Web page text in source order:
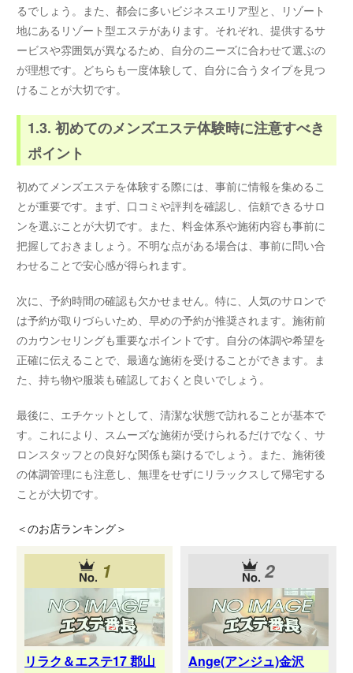
るでしょう。また、都会に多いビジネスエリア型と、リゾート
地にあるリゾート型エステがあります。それぞれ、提供するサ
ービスや雰囲気が異なるため、自分のニーズに合わせて選ぶの
が理想です。どちらも一度体験して、自分に合うタイプを見つ
けることが大切です。
1.3. 初めてのメンズエステ体験時に注意すべき
ポイント
初めてメンズエステを体験する際には、事前に情報を集めるこ
とが重要です。まず、口コミや評判を確認し、信頼できるサロ
ンを選ぶことが大切です。また、料金体系や施術内容も事前に
把握しておきましょう。不明な点がある場合は、事前に問い合
わせることで安心感が得られます。
次に、予約時間の確認も欠かせません。特に、人気のサロンで
は予約が取りづらいため、早めの予約が推奨されます。施術前
のカウンセリングも重要なポイントです。自分の体調や希望を
正確に伝えることで、最適な施術を受けることができます。ま
た、持ち物や服装も確認しておくと良いでしょう。
最後に、エチケットとして、清潔な状態で訪れることが基本で
す。これにより、スムーズな施術が受けられるだけでなく、サ
ロンスタッフとの良好な関係も築けるでしょう。また、施術後
の体調管理にも注意し、無理をせずにリラックスして帰宅する
ことが大切です。
＜のお店ランキング＞
1
リラク＆エステ17 郡山
2
Ange(アンジュ)金沢